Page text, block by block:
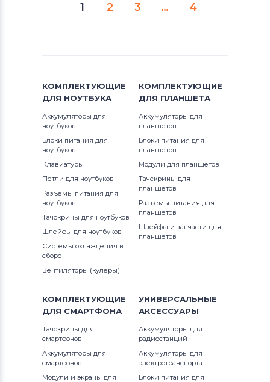
1 2 3 … 4
КОМПЛЕКТУЮЩИЕ
ДЛЯ НОУТБУКА
Аккумуляторы для
ноутбуков
Блоки питания для
ноутбуков
Клавиатуры
Петли для ноутбуков
Разъемы питания для
ноутбуков
Тачскрины для ноутбуков
Шлейфы для ноутбуков
Системы охлаждения в
сборе
Вентиляторы (кулеры)
КОМПЛЕКТУЮЩИЕ
ДЛЯ ПЛАНШЕТА
Аккумуляторы для
планшетов
Блоки питания для
планшетов
Модули для планшетов
Тачскрины для
планшетов
Разъемы питания для
планшетов
Шлейфы и запчасти для
планшетов
КОМПЛЕКТУЮЩИЕ
ДЛЯ СМАРТФОНА
Тачскрины для
смартфонов
Аккумуляторы для
смартфонов
Модули и экраны для
УНИВЕРСАЛЬНЫЕ
АКСЕССУАРЫ
Аккумуляторы для
радиостанций
Аккумуляторы для
электротранспорта
Блоки питания для